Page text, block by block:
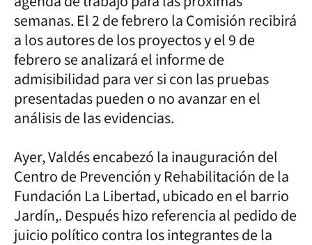
semanas. El 2 de febrero la Comisión recibirá
a los autores de los proyectos y el 9 de
febrero se analizará el informe de
admisibilidad para ver si con las pruebas
presentadas pueden o no avanzar en el
análisis de las evidencias.
Ayer, Valdés encabezó la inauguración del
Centro de Prevención y Rehabilitación de la
Fundación La Libertad, ubicado en el barrio
Jardín,. Después hizo referencia al pedido de
juicio político contra los integrantes de la